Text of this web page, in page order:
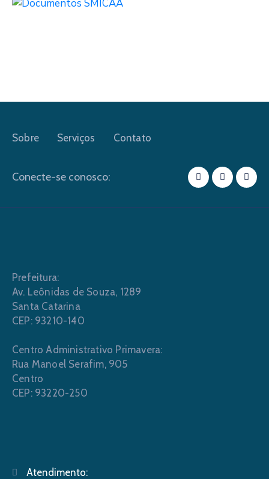
Sobre Serviços Contato
Conecte-se conosco:
Prefeitura:
Av. Leônidas de Souza, 1289
Santa Catarina
CEP: 93210-140
Centro Administrativo Primavera:
Rua Manoel Serafim, 905
Centro
CEP: 93220-250
Atendimento: